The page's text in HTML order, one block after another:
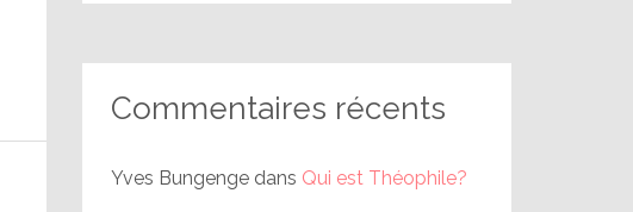
Commentaires récents
Yves Bungenge dans Qui est Théophile?